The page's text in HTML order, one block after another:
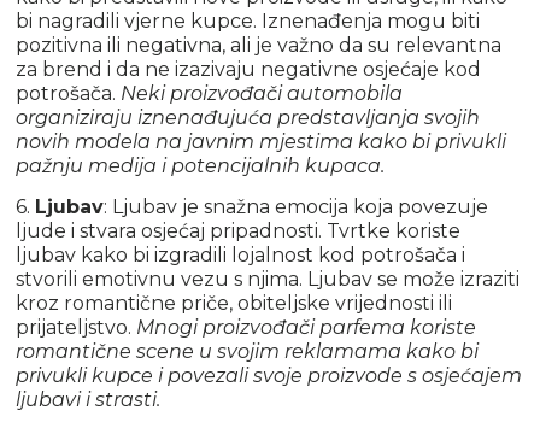
bi nagradili vjerne kupce. Iznenađenja mogu biti
pozitivna ili negativna, ali je važno da su relevantna
za brend i da ne izazivaju negativne osjećaje kod
potrošača. Neki proizvođači automobila
organiziraju iznenađujuća predstavljanja svojih
novih modela na javnim mjestima kako bi privukli
pažnju medija i potencijalnih kupaca.
6. Ljubav: Ljubav je snažna emocija koja povezuje
ljude i stvara osjećaj pripadnosti. Tvrtke koriste
ljubav kako bi izgradili lojalnost kod potrošača i
stvorili emotivnu vezu s njima. Ljubav se može izraziti
kroz romantične priče, obiteljske vrijednosti ili
prijateljstvo. Mnogi proizvođači parfema koriste
romantične scene u svojim reklamama kako bi
privukli kupce i povezali svoje proizvode s osjećajem
ljubavi i strasti.